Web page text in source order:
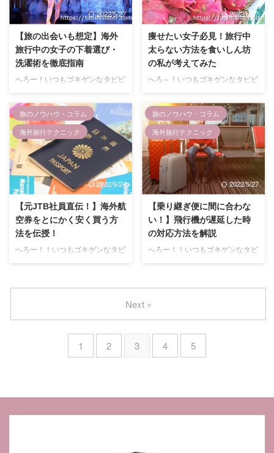
ょうか。 最近のシニア世代は見
た目も若くてパワフルな方も多い
ので、一見元気に見えますがやは
り気力・体力の面で若い人とは差
があるのが現実です。 自分の感
覚で旅行していると、思わぬとこ
ろでトラブルが起こってしまった
りすることもあるので気を付けな
いといけませ ...
記事では私達の実際の体験談を踏
まえて、旅行中おしゃれに気を抜
かない事がいかに大切かを解説し
ています。 そんな風に思ってい
るそこのアナタは是非読んでみて
下さいね！ 海外旅行中はおしゃ
れをするとお得でいいことがある
荷物が少ない短期旅行なら、気合
を入れた可 ...
2022/5/27
【旅の出会いも想定】海外
旅行中の女子の下着選び・
洗濯術を徹底指南
へろー！いつもゴキゲンなタビビ
シスター(@tabibisister)で～す！
今回は海外旅行中の女性の下着の
選び・洗濯術について紹介しま
す！ 旅行をする際いつものブラ
ジャーや下着を持って行くとかさ
張ったり、型崩れが起きたりして
何かと困りますよね。 この記事
では私達の実際の体験談を踏まえ
て、旅行向きの下着の選び方や洗
濯方法、干し方、収納方法につい
て詳しく解説しています。 万が
一の素敵な外国人メンズとの出逢
いも想定していざという時に使え
るオシャレな下着のチョイス法に
ついても併せてレクチャー！ そ
2022/5/27
痩せたい女子必見！旅行中
太らない方法を食いしん坊
の私が考えてみた
へろ～！いつもゴキゲンなタビビ
シスター(@tabibisister)で～す♪
今回は、海外旅行中に太らない方
法について紹介しますね！！ 何
を隠そう私は食べるのがだ～いす
き、食への執着心が半端なく海外
には食べるために行っているよう
なものです爆 各地の名物や美味
しいご飯を食べなければ気が済ま
ない、そんな私が編み出した海外
旅行で使えるダイエット方法をあ
なただけに徹底レクチャー！！
この記事では、海外旅行中に太り
にくい食事方やおすすめの時間
帯、メニュー、痩せやすい旅行の
仕方などについて詳しく解説して
旅のノウハウ・コラム
海外旅行テクニック
2022/5/27
【元JTB社員直伝！】海外航
空券をとにかく安く買う方
法を伝授！
へろー！！いつもゴキゲンなタビ
ビシスター(@tabibisister)で～す
安く買う方法について詳しく紹介
ど海外航空券の発券業務に携わっ
ておりました～＾＾ なので、一
般の人よりは航空券の知識が多少
あったりします◎ 同じ旅行をす
この記事では、今までの私の経験
旅のノウハウ・コラム
海外旅行テクニック
2022/5/27
【乗り継ぎ便に間に合わな
い！】飛行機が遅延した時
の対応方法を解説
へろー！！いつもゴキゲンなタビ
ビシスター(@tabibisister)でーす
継ぎ便に間に合わなかった時の対
います。 せっかくチケットを買
ったのにまさかの遅延。 空港で
ヤキモキしている人も多いのでは
ないでしょうか？ この記事で
は、旅行会社で働いていた経験を
かについて解説しちゃいます！！
1 2 3 4 5
Next »